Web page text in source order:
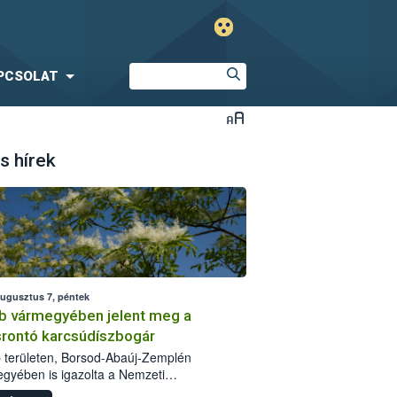
hírek
7, péntek
vármegyében jelent meg a
karcsúdíszbogár
területen, Borsod-Abaúj-Zemplén
is igazolta a Nemzeti
biztonsági Hivatal (Nébih) a